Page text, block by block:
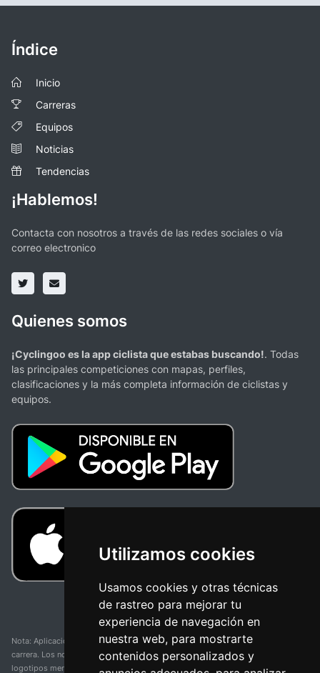
Utilizamos cookies
Usamos cookies y otras técnicas
de rastreo para mejorar tu
experiencia de navegación en
nuestra web, para mostrarte
contenidos personalizados y
Índice
Inicio
Carreras
Equipos
Noticias
Tendencias
¡Hablemos!
Contacta con nosotros a través de las redes sociales o vía
correo electronico
Quienes somos
¡Cyclingoo es la app ciclista que estabas buscando!. Todas
las principales competiciones con mapas, perfiles,
clasificaciones y la más completa información de ciclistas y
equipos.
Nota: Aplicación y web no oficial y no relacionada con ninguna organización o
carrera. Los nombres de equipos, competiciones, marcas comerciales y
logotipos mencionados en esta página de resultados de ciclismo son